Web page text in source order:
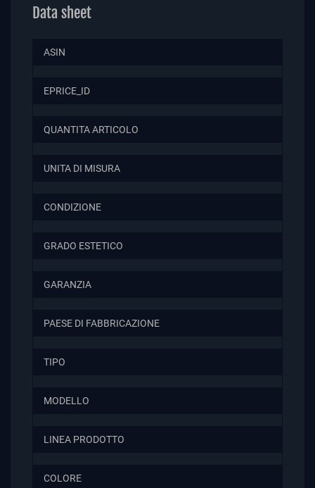
Data sheet
ASIN
EPRICE_ID
QUANTITA ARTICOLO
UNITA DI MISURA
CONDIZIONE
GRADO ESTETICO
GARANZIA
PAESE DI FABBRICAZIONE
TIPO
MODELLO
LINEA PRODOTTO
COLORE